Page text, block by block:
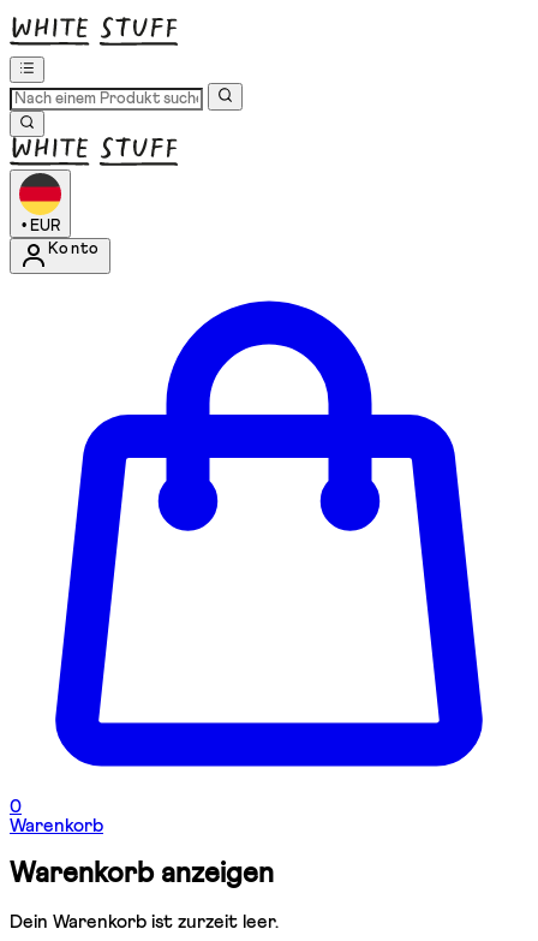
• EUR
Konto
0
Warenkorb
Warenkorb anzeigen
Dein Warenkorb ist zurzeit leer.